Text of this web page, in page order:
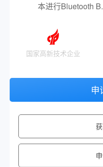
本进行Bluetooth
国家高新技术企业
申